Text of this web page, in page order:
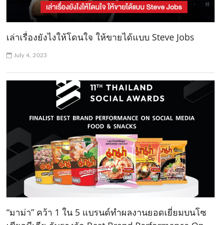
เล่าเรื่องยังไงให้โดนใจ ให้ขายได้แบบ Steve Jobs
July 4, 2023
“มาม่า” คว้า 1 ใน 5 แบรนด์ทำผลงานยอดเยี่ยมบนโซ